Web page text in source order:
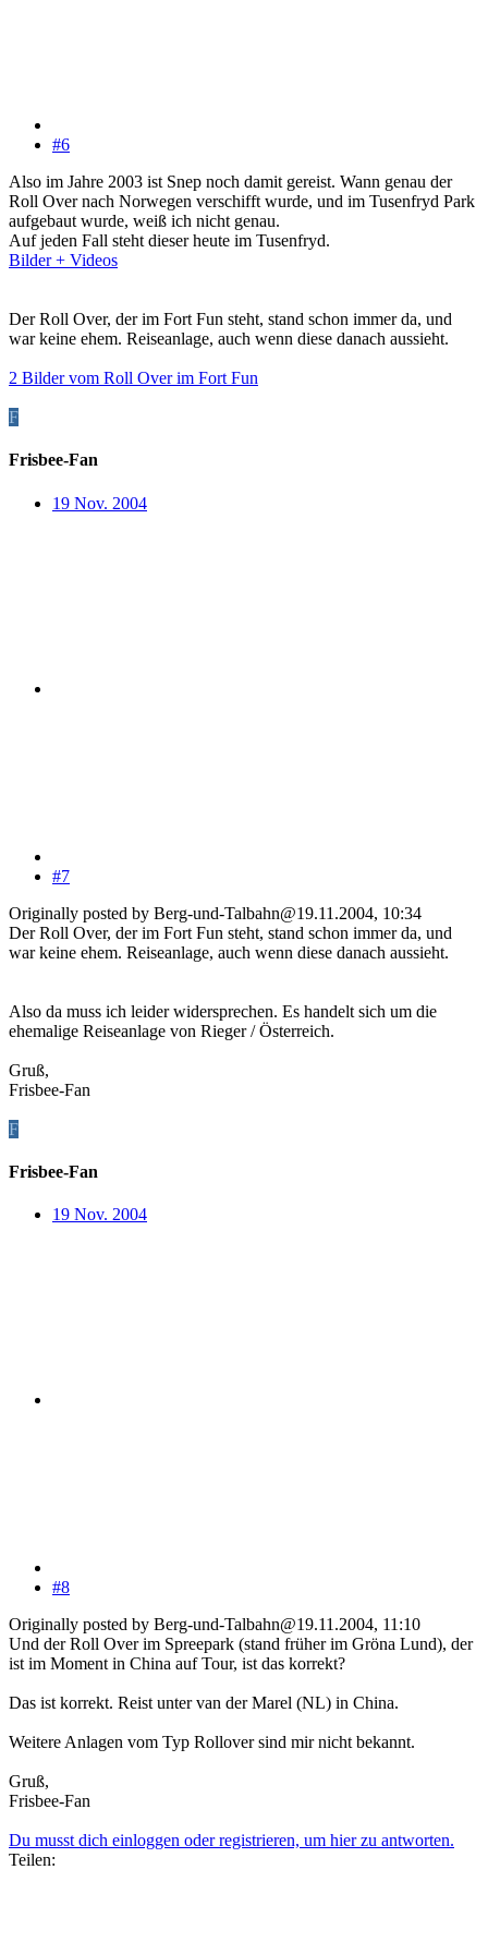
#6
Also im Jahre 2003 ist Snep noch damit gereist. Wann genau der
Roll Over nach Norwegen verschifft wurde, und im Tusenfryd Park
aufgebaut wurde, weiß ich nicht genau.
Auf jeden Fall steht dieser heute im Tusenfryd.
Bilder + Videos
Der Roll Over, der im Fort Fun steht, stand schon immer da, und
war keine ehem. Reiseanlage, auch wenn diese danach aussieht.
2 Bilder vom Roll Over im Fort Fun
F
Frisbee-Fan
19 Nov. 2004
#7
Originally posted by Berg-und-Talbahn@19.11.2004, 10:34
Der Roll Over, der im Fort Fun steht, stand schon immer da, und
war keine ehem. Reiseanlage, auch wenn diese danach aussieht.
Also da muss ich leider widersprechen. Es handelt sich um die
ehemalige Reiseanlage von Rieger / Österreich.
Gruß,
Frisbee-Fan
F
Frisbee-Fan
19 Nov. 2004
#8
Originally posted by Berg-und-Talbahn@19.11.2004, 11:10
Und der Roll Over im Spreepark (stand früher im Gröna Lund), der
ist im Moment in China auf Tour, ist das korrekt?
Das ist korrekt. Reist unter van der Marel (NL) in China.
Weitere Anlagen vom Typ Rollover sind mir nicht bekannt.
Gruß,
Frisbee-Fan
Du musst dich einloggen oder registrieren, um hier zu antworten.
Teilen: